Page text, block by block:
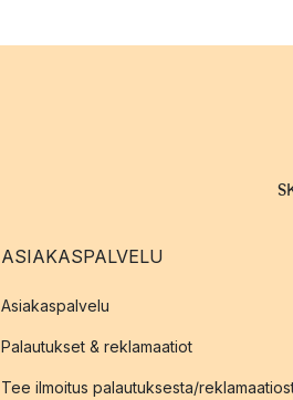
ASIAKASPALVELU
Asiakaspalvelu
Palautukset & reklamaatiot
Tee ilmoitus palautuksesta/